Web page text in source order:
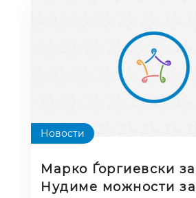
Новости
Марко Ѓоргиевски
Нудиме можности за